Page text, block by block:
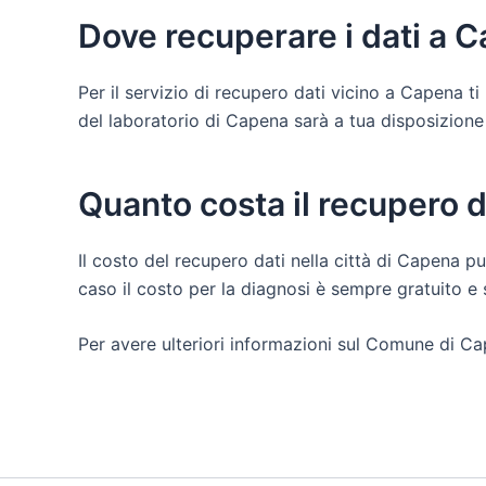
Dove recuperare i dati a
Per il servizio di recupero dati vicino a Capena
del laboratorio di Capena sarà a tua
Quanto costa il recupero
Il costo del recupero dati nella città di Capena
caso il costo per la diagnosi è sempre gratuito e
Per avere ulteriori informazioni sul Comune di